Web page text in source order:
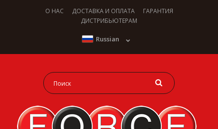
О НАС ДОСТАВКА И ОПЛАТА
ГАРАНТИЯ
ДИСТРИБЬЮТЕРАМ
Russian